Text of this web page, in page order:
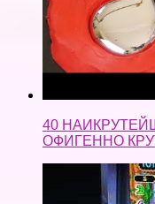
40
ОФИГЕННО